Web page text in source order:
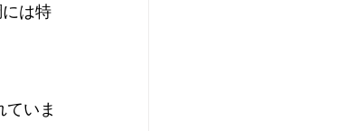
は特
ていま